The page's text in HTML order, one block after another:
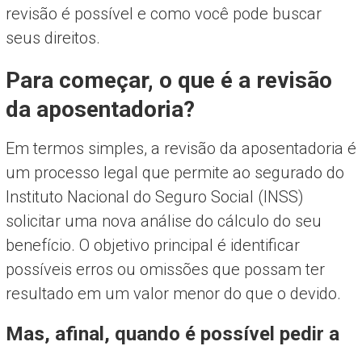
revisão é possível e como você pode buscar
seus direitos.
Para começar, o que é a revisão
da aposentadoria?
Em termos simples, a revisão da aposentadoria é
um processo legal que permite ao segurado do
Instituto Nacional do Seguro Social (INSS)
solicitar uma nova análise do cálculo do seu
benefício. O objetivo principal é identificar
possíveis erros ou omissões que possam ter
resultado em um valor menor do que o devido.
Mas, afinal, quando é possível pedir a